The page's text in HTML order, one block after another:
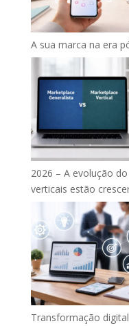
A sua marca na era
2026 – A evolução
verticais estão
Transformação